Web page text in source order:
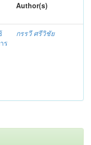
Author(s)
ร
กรรวี ศรีวิชัย